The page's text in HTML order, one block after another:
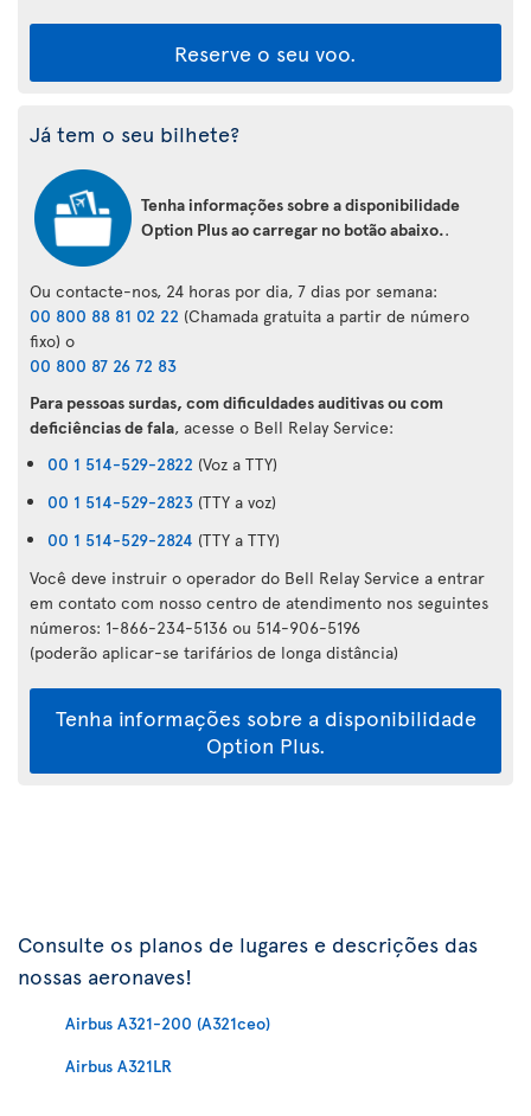
Reserve o seu voo.
Já tem o seu bilhete?
Tenha informações sobre a disponibilidade
Option Plus ao carregar no botão abaixo..
Ou contacte-nos, 24 horas por dia, 7 dias por semana:
00 800 88 81 02 22 (Chamada gratuita a partir de número
fixo) o
00 800 87 26 72 83
Para pessoas surdas, com dificuldades auditivas ou com
deficiências de fala, acesse o Bell Relay Service:
00 1 514-529-2822 (Voz a TTY)
00 1 514-529-2823 (TTY a voz)
00 1 514-529-2824 (TTY a TTY)
Você deve instruir o operador do Bell Relay Service a entrar
em contato com nosso centro de atendimento nos seguintes
números: 1-866-234-5136 ou 514-906-5196
(poderão aplicar-se tarifários de longa distância)
Tenha informações sobre a disponibilidade
Option Plus.
Consulte os planos de lugares e descrições das
nossas aeronaves!
Airbus A321-200 (A321ceo)
Airbus A321LR